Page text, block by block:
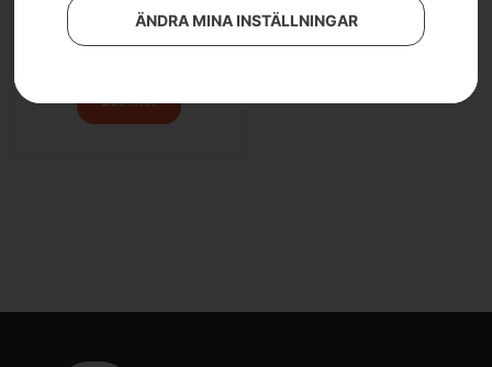
ÄNDRA MINA INSTÄLLNINGAR
HUSQVARNA 580BTS
12 400kr
Läs mer